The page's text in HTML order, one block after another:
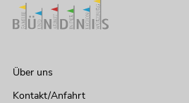
Über uns
Kontakt/Anfahrt